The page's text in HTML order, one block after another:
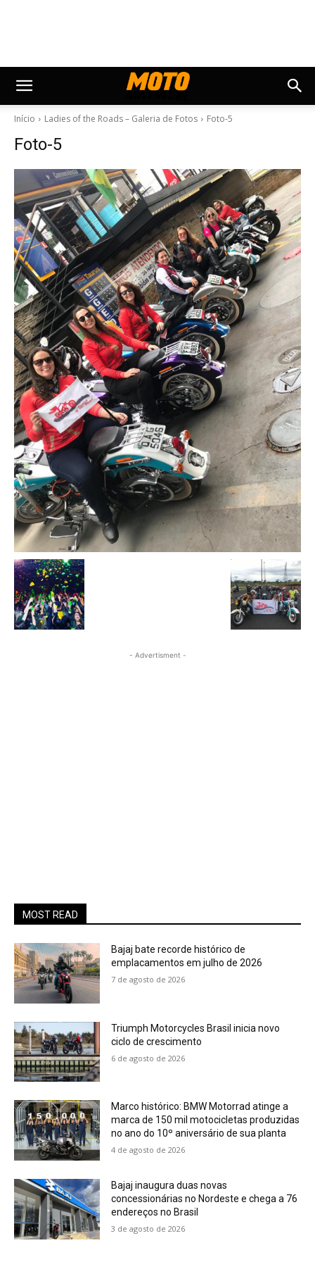
Início Ladies of the Roads – Galeria de Fotos Foto-5
Foto-5
- Advertisment -
MOST READ
Bajaj bate recorde histórico de
emplacamentos em julho de 2026
7 de agosto de 2026
Triumph Motorcycles Brasil inicia novo
ciclo de crescimento
6 de agosto de 2026
Marco histórico: BMW Motorrad atinge a
marca de 150 mil motocicletas produzidas
no ano do 10º aniversário de sua planta
4 de agosto de 2026
Bajaj inaugura duas novas
concessionárias no Nordeste e chega a 76
endereços no Brasil
3 de agosto de 2026